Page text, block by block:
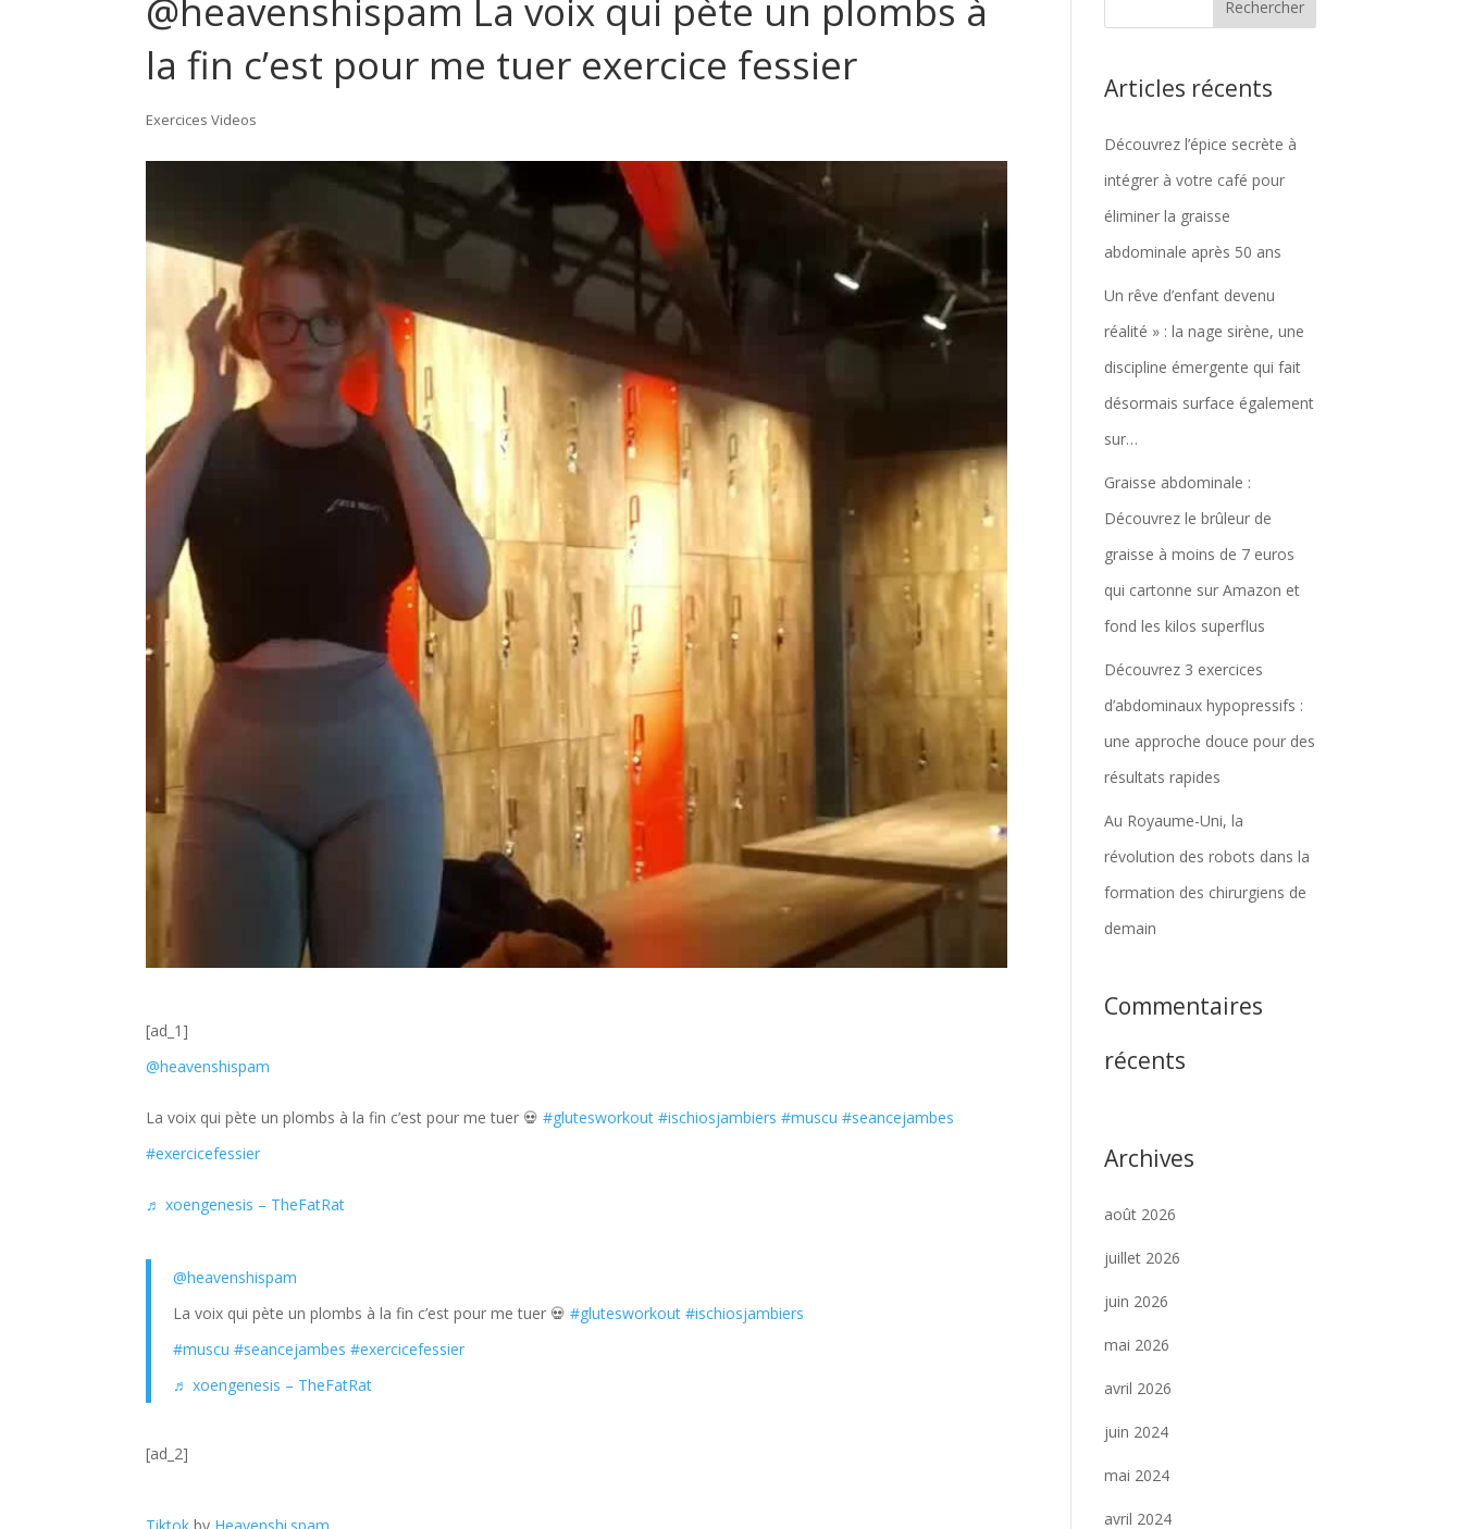
@heavenshispam La voix qui pète un plombs à
la fin c’est pour me tuer exercice fessier
Exercices Videos
[ad_1]
@heavenshispam
La voix qui pète un plombs à la fin c’est pour me tuer 💀#glutesworkout #ischiosjambiers #muscu #seancejambes
#exercicefessier
♬ xoengenesis – TheFatRat
@heavenshispam
La voix qui pète un plombs à la fin c’est pour me tuer 💀#glutesworkout #ischiosjambiers
#muscu #seancejambes #exercicefessier
♬ xoengenesis – TheFatRat
[ad_2]
Articles récents
Découvrez l’épice secrète à
intégrer à votre café pour
éliminer la graisse
abdominale après 50 ans
Un rêve d’enfant devenu
réalité » : la nage sirène, une
discipline émergente qui fait
désormais surface également
sur…
Graisse abdominale :
Découvrez le brûleur de
graisse à moins de 7 euros
qui cartonne sur Amazon et
fond les kilos superflus
Découvrez 3 exercices
d’abdominaux hypopressifs :
une approche douce pour des
résultats rapides
Au Royaume-Uni, la
révolution des robots dans la
formation des chirurgiens de
demain
Commentaires
récents
Archives
août 2026
juillet 2026
juin 2026
mai 2026
avril 2026
juin 2024
mai 2024
avril 2024